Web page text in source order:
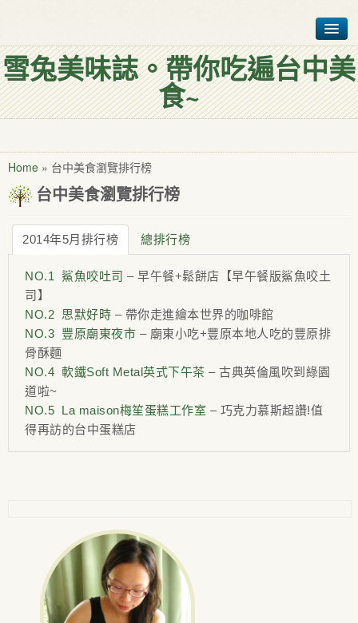
雪兔美味誌。帶你吃遍台中美
食~
首頁
台中美食排行榜
Home » 台中美食瀏覽排行榜
台中美食瀏覽排行榜
2014年5月排行榜 總排行榜
NO.1 鯊魚咬吐司 – 早午餐+鬆餅店【早午餐版鯊魚咬土
司】
NO.2 思默好時 – 帶你走進繪本世界的咖啡館
NO.3 豐原廟東夜市 – 廟東小吃+豐原本地人吃的豐原排
骨酥麵
NO.4 軟鐵Soft Metal英式下午茶 – 古典英倫風吹到綠園
道啦~
NO.5 La maison梅笙蛋糕工作室 – 巧克力慕斯超讚!值
得再訪的台中蛋糕店